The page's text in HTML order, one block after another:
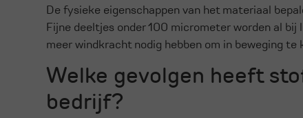
De fysieke eigenschappen van het materiaal
Fijne deeltjes onder 100 micrometer worden al
meer windkracht nodig hebben om in beweging te
Welke gevolgen heeft
bedrijf?